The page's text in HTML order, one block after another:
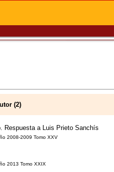
(2)
Respuesta a Luis Prieto Sanchís
2008-2009 Tomo XXV
2013 Tomo XXIX